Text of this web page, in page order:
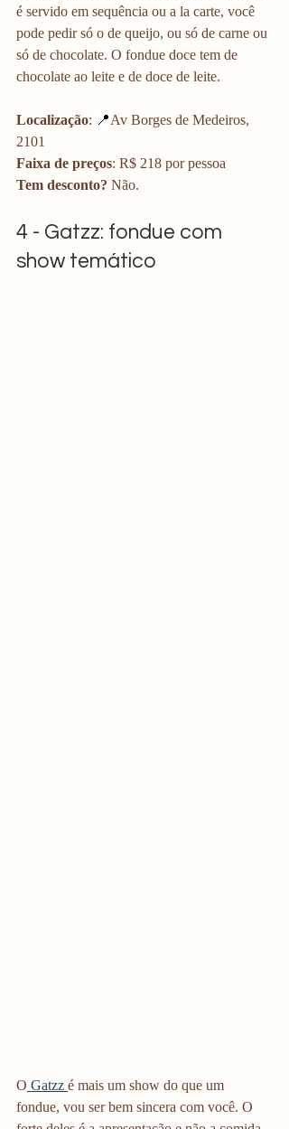
é servido em sequência ou a la carte, você
pode pedir só o de queijo, ou só de carne ou
só de chocolate. O fondue doce tem de
chocolate ao leite e de doce de leite.
Localização: 📍Av Borges de Medeiros,
2101
Faixa de preços: R$ 218 por pessoa
Tem desconto? Não.
4 - Gatzz: fondue com
show temático
O Gatzz é mais um show do que um
fondue, vou ser bem sincera com você. O